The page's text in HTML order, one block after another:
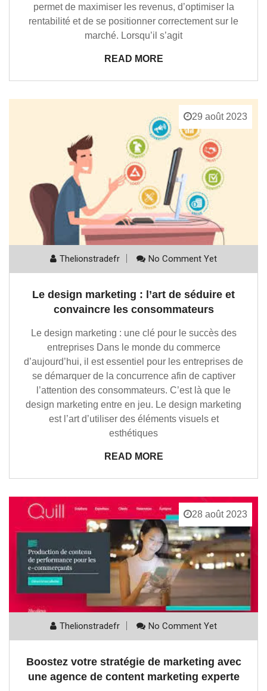
permet de maximiser les revenus, d’optimiser la
rentabilité et de se positionner correctement sur le
marché. Lorsqu’il s’agit
READ MORE
29 août 2023
Thelionstradefr No Comment Yet
Le design marketing : l’art de séduire et
convaincre les consommateurs
Le design marketing : une clé pour le succès des
entreprises Dans le monde du commerce
d’aujourd’hui, il est essentiel pour les entreprises de
se démarquer de la concurrence afin de captiver
l’attention des consommateurs. C’est là que le
design marketing entre en jeu. Le design marketing
est l’art d’utiliser des éléments visuels et
esthétiques
READ MORE
28 août 2023
Thelionstradefr No Comment Yet
Boostez votre stratégie de marketing avec
une agence de content marketing experte